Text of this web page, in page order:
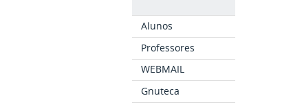
Alunos
Professores
WEBMAIL
Gnuteca